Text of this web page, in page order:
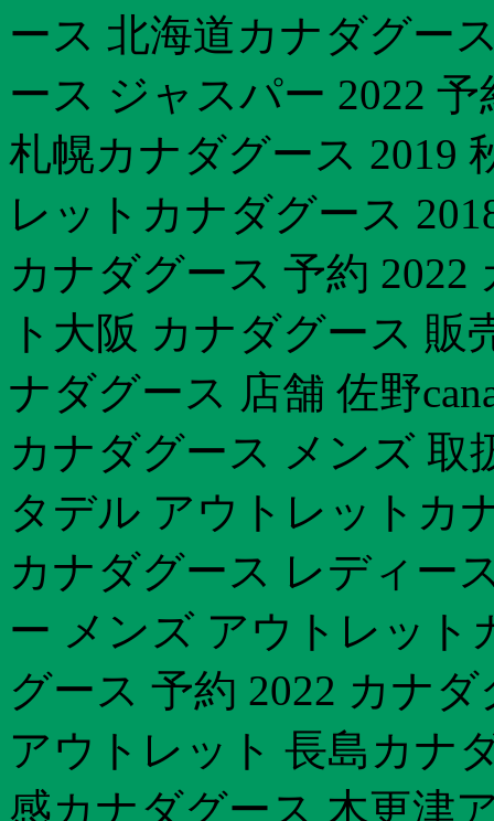
ース 北海道カナダグー
ース ジャスパー 2022
札幌カナダグース 2019
レットカナダグース
カナダグース 予約
ト大阪 カナダグース 販
ナダグース 店舗 佐野
カナダグース メンズ 取
タデル アウトレットカ
カナダグース レディー
ー メンズ アウトレット
グース 予約 2022 カナ
アウトレット 長島カナ
感カナダグース 木更津